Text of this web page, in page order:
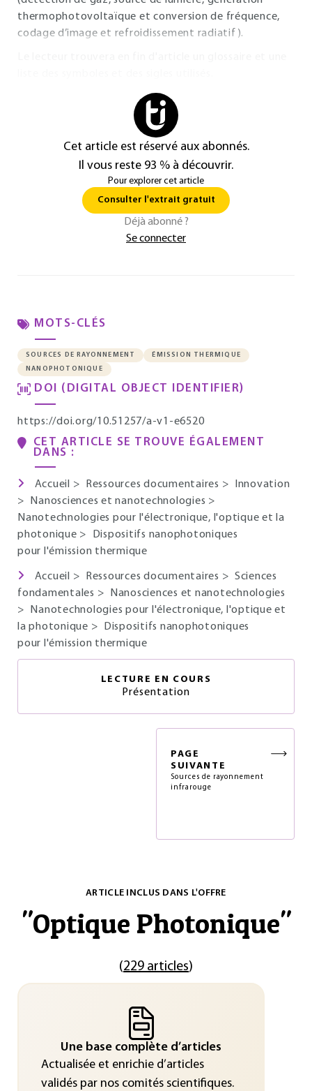
thermophotovoltaïque et conversion de fréquence,
codage d’image et refroidissement radiatif).
Cet article est réservé aux abonnés.
Il vous reste 93 % à découvrir.
Pour explorer cet article
Consulter l'extrait gratuit
Déjà abonné ?
Se connecter
MOTS-CLÉS
SOURCES DE RAYONNEMENT
ÉMISSION THERMIQUE
NANOPHOTONIQUE
DOI (DIGITAL OBJECT IDENTIFIER)
https://doi.org/10.51257/a-v1-e6520
CET ARTICLE SE TROUVE ÉGALEMENT
DANS :
Accueil > Ressources documentaires >
Innovation
>
Nanosciences et nanotechnologies >
Nanotechnologies pour l'électronique, l'optique et la
photonique >
Dispositifs nanophotoniques
pour l'émission thermique
Accueil > Ressources documentaires > Sciences
fondamentales >
Nanosciences et nanotechnologies
>
Nanotechnologies pour l'électronique, l'optique et
la photonique >
Dispositifs nanophotoniques
pour l'émission thermique
LECTURE EN COURS
Présentation
PAGE
SUIVANTE
Sources de rayonnement
infrarouge
ARTICLE INCLUS DANS L'OFFRE
"Optique Photonique"
(229 articles)
Une base complète d’articles
Actualisée et enrichie d’articles
validés par nos comités scientifiques.